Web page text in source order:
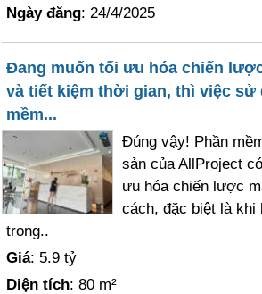
Ngày đăng: 24/4/2025
Đang muốn tối ưu hóa chiến
và tiết kiệm thời gian, thì việc sử
mềm...
Đúng vậy! Phần
sản của AllProject
ưu hóa chiến lược
cách, đặc biệt là khi
trong..
Giá: 5.9 tỷ
Diện tích: 80 m²